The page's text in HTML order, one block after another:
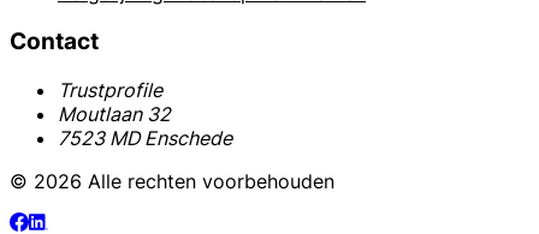
Contact
Trustprofile
Moutlaan 32
7523 MD Enschede
© 2026 Alle rechten voorbehouden